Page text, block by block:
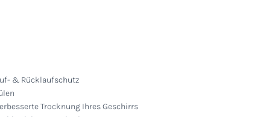
& Rücklaufschutz
Trocknung Ihres Geschirrs